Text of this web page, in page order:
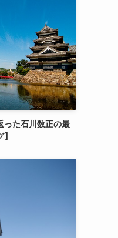
った石川数正の最